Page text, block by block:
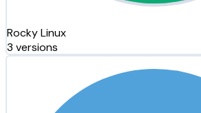
Rocky Linux
3 versions